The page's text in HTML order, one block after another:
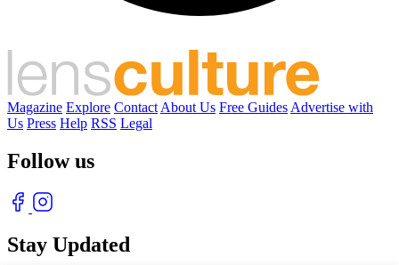
Magazine Explore Contact About Us Free Guides Advertise with
Us Press Help RSS Legal
Follow us
Stay Updated